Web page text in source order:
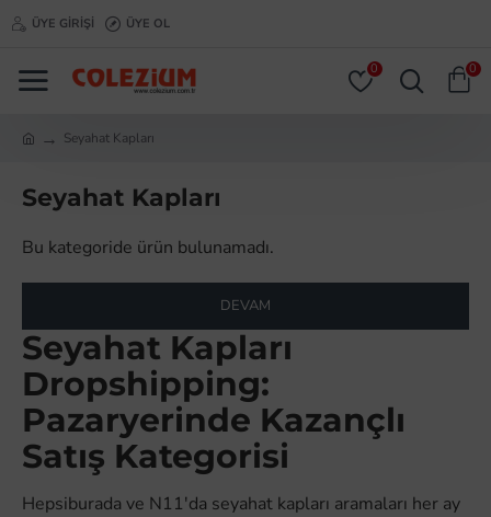
ÜYE GIRIŞI ÜYE OL
0 0
Seyahat Kapları
Seyahat Kapları
Bu kategoride ürün bulunamadı.
DEVAM
Seyahat Kapları
Dropshipping:
Pazaryerinde Kazançlı
Satış Kategorisi
Hepsiburada ve N11'da seyahat kapları aramaları her ay